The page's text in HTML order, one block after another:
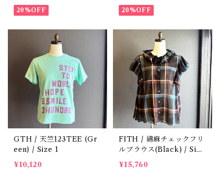
20%OFF 20%OFF
GTH / 天竺123TEE (Gr
een) / Size 1
¥10,120
FITH / 綿麻チェックフリ
ルブラウス(Black) / Size
2
¥15,760